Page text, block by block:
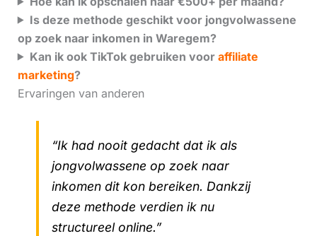
Is deze methode geschikt voor jongvolwassene
op zoek naar inkomen in Waregem?
Kan ik ook TikTok gebruiken voor affiliate
marketing?
Ervaringen van anderen
“Ik had nooit gedacht dat ik als
jongvolwassene op zoek naar
inkomen dit kon bereiken. Dankzij
deze methode verdien ik nu
structureel online.”